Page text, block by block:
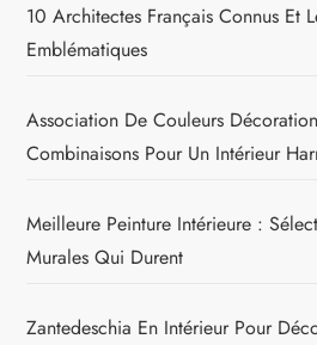
10 Architectes Français Connus Et
Emblématiques
Association De Couleurs
Combinaisons Pour Un Intérieur
Meilleure Peinture Intérieure :
Murales Qui Durent
Zantedeschia En Intérieur Pour